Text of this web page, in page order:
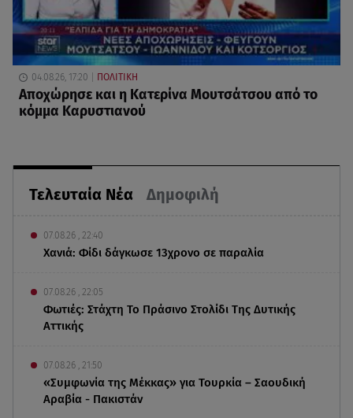
Τελευταία Νέα Δημοφιλή
07.08.26 , 22:40
Χανιά: Φίδι δάγκωσε 13χρονο σε παραλία
07.08.26 , 22:05
Φωτιές: Στάχτη Το Πράσινο Στολίδι Της Δυτικής
Αττικής
07.08.26 , 21:50
«Συμφωνία της Μέκκας» για Τουρκία – Σαουδική
Αραβία - Πακιστάν
04.08.26, 17:20 ΠΟΛΙΤΙΚΗ
Αποχώρησε και η Κατερίνα Μουτσάτσου από το
κόμμα Καρυστιανού